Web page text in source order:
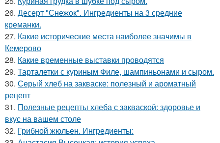
26. Десерт "Снежок". Ингредиенты на 3 средние
креманки.
27. Какие исторические места наиболее значимы в
Кемерово
28. Какие временные выставки проводятся
29. Тарталетки с куриным Филе, шампиньонами и сыром.
30. Серый хлеб на закваске: полезный и ароматный
рецепт
31. Полезные рецепты хлеба с закваской: здоровье и
вкус на вашем столе
32. Грибной жюльен. Ингредиенты: